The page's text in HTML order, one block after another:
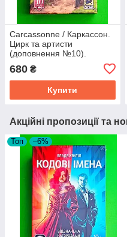
Carcassonne / Каркассон.
Цирк та артисти
(доповнення №10).
680 ₴
Купити
Акційні пропозиції та
Топ –6%